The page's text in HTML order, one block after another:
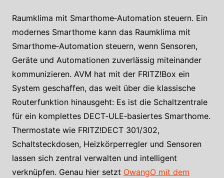
Raumklima mit Smarthome‑Automation steuern. Ein
modernes Smarthome kann das Raumklima mit
Smarthome‑Automation steuern, wenn Sensoren,
Geräte und Automationen zuverlässig miteinander
kommunizieren. AVM hat mit der FRITZ!Box ein
System geschaffen, das weit über die klassische
Routerfunktion hinausgeht: Es ist die Schaltzentrale
für ein komplettes DECT‑ULE‑basiertes Smarthome.
Thermostate wie FRITZ!DECT 301/302,
Schaltsteckdosen, Heizkörperregler und Sensoren
lassen sich zentral verwalten und intelligent
verknüpfen. Genau hier setzt OwangO mit dem